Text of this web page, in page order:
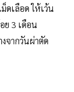
ดเลือด ให้เว้น
ย 3 เดือน
จากวันผ่าตัด